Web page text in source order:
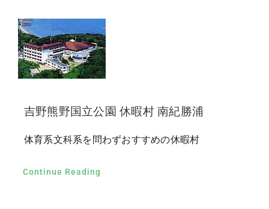
吉野熊野国立公園 休暇村 南紀勝浦
体育系文科系を問わずおすすめの休暇村
Continue Reading